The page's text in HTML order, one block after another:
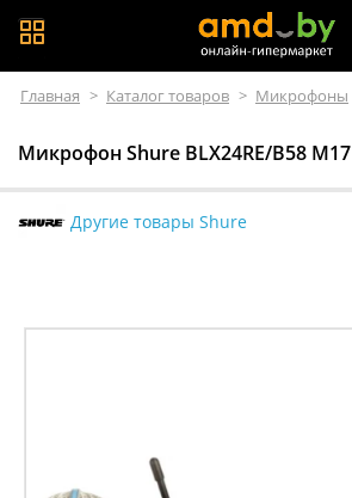
Главная > Каталог товаров > Микрофоны
Микрофон Shure BLX24RE/B58 M17
Другие товары Shure